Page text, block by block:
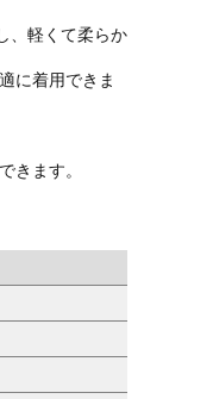
、軽くて柔らか
に着用できま
きます。